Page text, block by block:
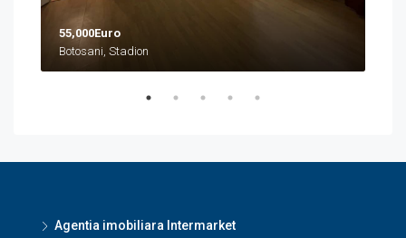
55,000Euro
Botosani, Stadion
Agentia imobiliara Intermarket